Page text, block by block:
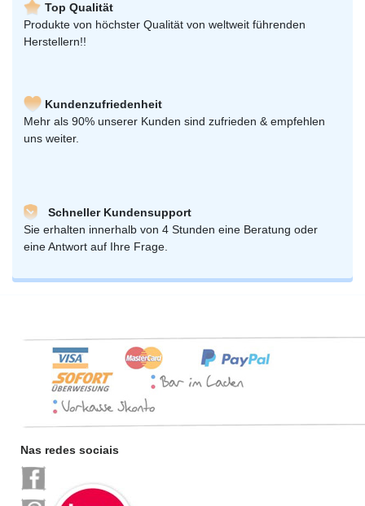
Top Qualität
Produkte von höchster Qualität von weltweit führenden
Herstellern!!
Kundenzufriedenheit
Mehr als 90% unserer Kunden sind zufrieden & empfehlen
uns weiter.
Schneller Kundensupport
Sie erhalten innerhalb von 4 Stunden eine Beratung oder
eine Antwort auf Ihre Frage.
Nas redes sociais